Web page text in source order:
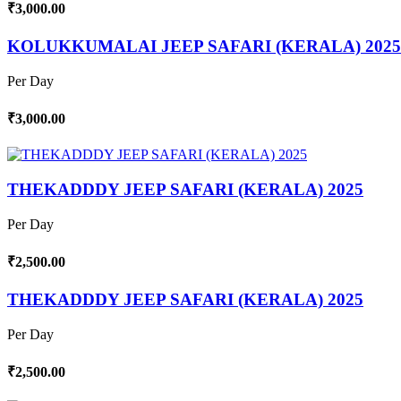
₹3,000.00
KOLUKKUMALAI JEEP SAFARI (KERALA) 2025
Per Day
₹3,000.00
THEKADDDY JEEP SAFARI (KERALA) 2025
Per Day
₹2,500.00
THEKADDDY JEEP SAFARI (KERALA) 2025
Per Day
₹2,500.00